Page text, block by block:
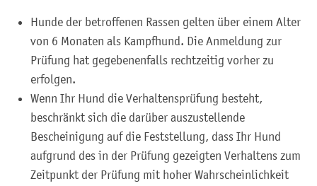
Hunde der betroffenen Rassen gelten über einem Alter
von 6 Monaten als Kampfhund. Die Anmeldung zur
Prüfung hat gegebenenfalls rechtzeitig vorher zu
erfolgen.
Wenn Ihr Hund die Verhaltensprüfung besteht,
beschränkt sich die darüber auszustellende
Bescheinigung auf die Feststellung, dass Ihr Hund
aufgrund des in der Prüfung gezeigten Verhaltens zum
Zeitpunkt der Prüfung mit hoher Wahrscheinlichkeit